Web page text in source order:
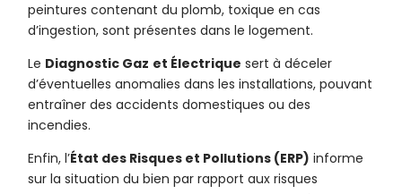
peintures contenant du plomb, toxique en cas
d’ingestion, sont présentes dans le logement.
Le Diagnostic Gaz et Électrique sert à déceler
d’éventuelles anomalies dans les installations, pouvant
entraîner des accidents domestiques ou des
incendies.
Enfin, l’État des Risques et Pollutions (ERP) informe
sur la situation du bien par rapport aux risques